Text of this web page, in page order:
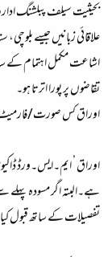
بحیثیت سیلف پبلشنگ
علاقائی زبانیں جیسے
اشاعت مکمل اہتمام کے
تقاضوں پر پورا اترتا ہو۔
اوراق کس صورت/فارمیٹ
اوراق ’ ایم۔ایس۔ورڈ
ہے۔البتہ اگر مسودہ
تفصیلات کے ساتھ قبول